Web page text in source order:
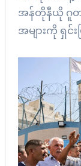
အန်တိုနီယို ဂူတ
အများကို ရှင်